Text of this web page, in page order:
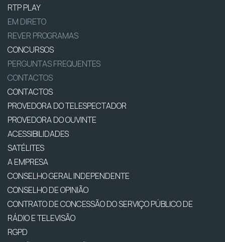
RTP PLAY
EM DIRETO
REVER PROGRAMAS
CONCURSOS
PERGUNTAS FREQUENTES
CONTACTOS
CONTACTOS
PROVEDORA DO TELESPECTADOR
PROVEDORA DO OUVINTE
ACESSIBILIDADES
SATÉLITES
A EMPRESA
CONSELHO GERAL INDEPENDENTE
CONSELHO DE OPINIÃO
CONTRATO DE CONCESSÃO DO SERVIÇO PÚBLICO DE
RÁDIO E TELEVISÃO
RGPD